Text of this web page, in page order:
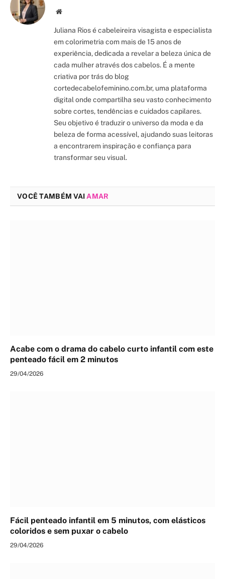
Site/Blog
Juliana Rios é cabeleireira visagista e especialista
em colorimetria com mais de 15 anos de
experiência, dedicada a revelar a beleza única de
cada mulher através dos cabelos. É a mente
criativa por trás do blog
cortedecabelofeminino.com.br, uma plataforma
digital onde compartilha seu vasto conhecimento
sobre cortes, tendências e cuidados capilares.
Seu objetivo é traduzir o universo da moda e da
beleza de forma acessível, ajudando suas leitoras
a encontrarem inspiração e confiança para
transformar seu visual.
VOCÊ TAMBÉM VAI AMAR
Acabe com o drama do cabelo curto infantil com este
penteado fácil em 2 minutos
29/04/2026
Fácil penteado infantil em 5 minutos, com elásticos
coloridos e sem puxar o cabelo
29/04/2026